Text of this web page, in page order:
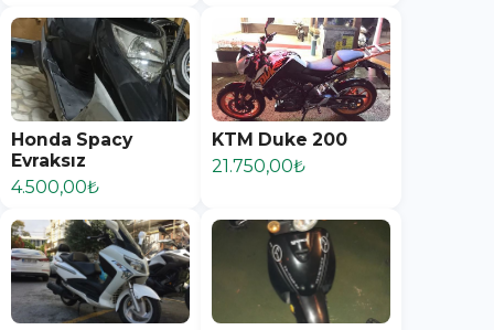
Honda Spacy
Evraksız
4.500,00₺
KTM Duke 200
21.750,00₺